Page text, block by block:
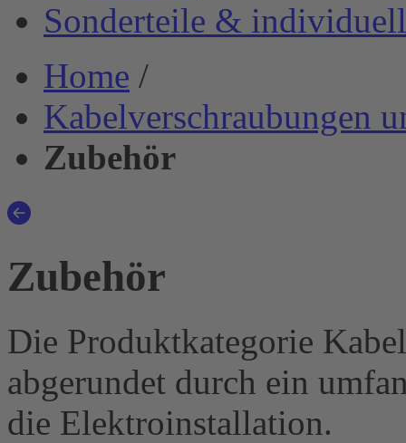
Sonderteile &
Home /
Kabelverschraubungen
Zubehör
Zubehör
Die Produktkategorie
abgerundet durch ein
die Elektroinstallation.